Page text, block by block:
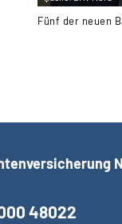
Fünf der neuen
48022